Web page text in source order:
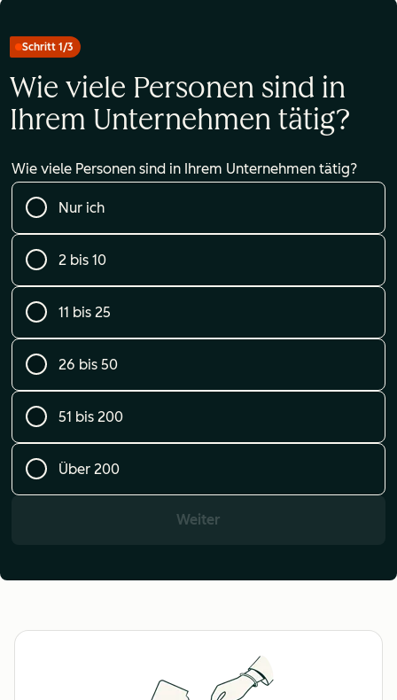
Schritt 1/3
Wie viele Personen sind in
Ihrem Unternehmen tätig?
Wie viele Personen sind in Ihrem Unternehmen tätig?
Nur ich
2 bis 10
11 bis 25
26 bis 50
51 bis 200
Über 200
Weiter